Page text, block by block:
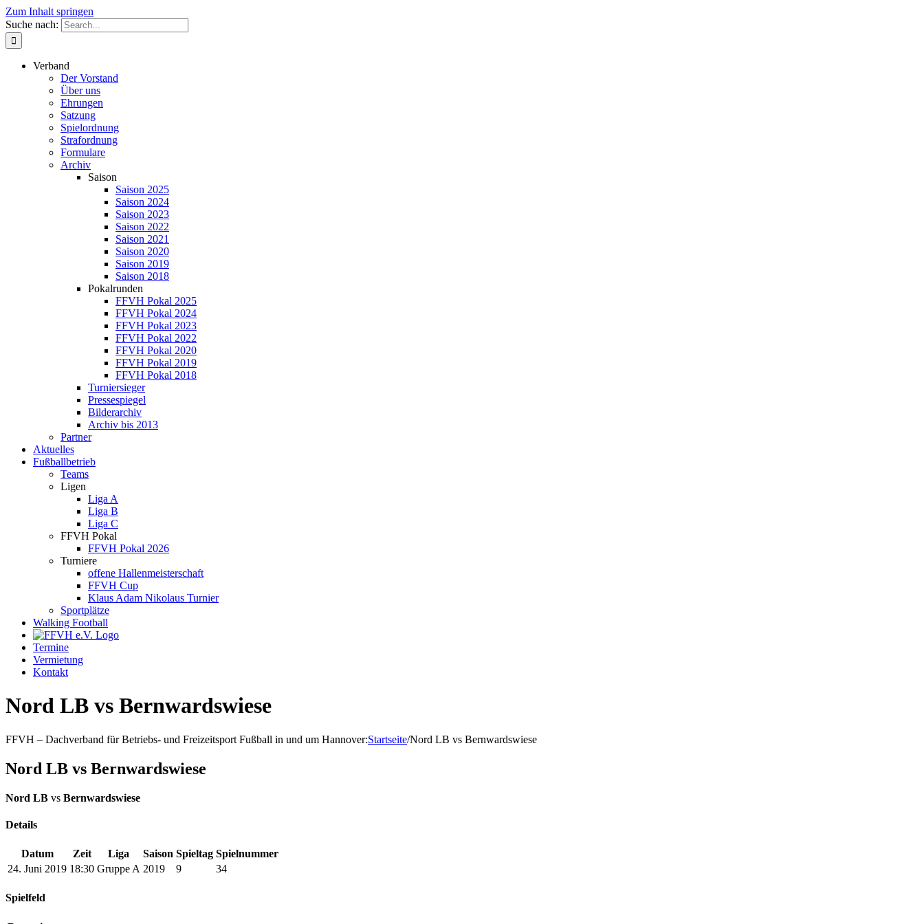
Zum Inhalt springen
Suche nach:
Verband
Der Vorstand
Über uns
Ehrungen
Satzung
Spielordnung
Strafordnung
Formulare
Archiv
Saison
Saison 2025
Saison 2024
Saison 2023
Saison 2022
Saison 2021
Saison 2020
Saison 2019
Saison 2018
Pokalrunden
FFVH Pokal 2025
FFVH Pokal 2024
FFVH Pokal 2023
FFVH Pokal 2022
FFVH Pokal 2020
FFVH Pokal 2019
FFVH Pokal 2018
Turniersieger
Pressespiegel
Bilderarchiv
Archiv bis 2013
Partner
Aktuelles
Fußballbetrieb
Teams
Ligen
Liga A
Liga B
Liga C
FFVH Pokal
FFVH Pokal 2026
Turniere
offene Hallenmeisterschaft
FFVH Cup
Klaus Adam Nikolaus Turnier
Sportplätze
Walking Football
Termine
Vermietung
Kontakt
Nord LB vs Bernwardswiese
FFVH – Dachverband für Betriebs- und Freizeitsport Fußball in und um Hannover:Startseite/Nord LB vs Bernwardswiese
Nord LB vs Bernwardswiese
Nord LB vs Bernwardswiese
Details
Datum Zeit Liga Saison Spieltag Spielnummer
24. Juni 2019 18:30 Gruppe A 2019 9 34
Spielfeld